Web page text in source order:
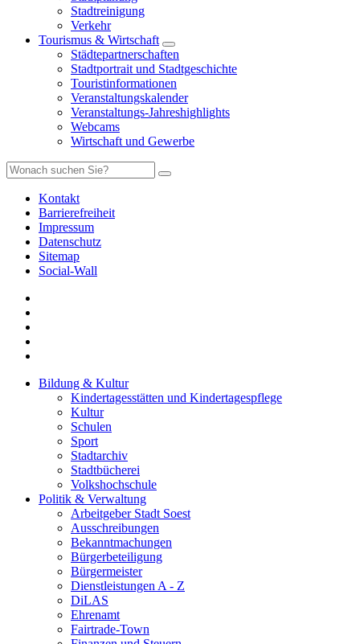
Stadtreinigung
Verkehr
Tourismus & Wirtschaft
Städtepartnerschaften
Stadtportrait und Stadtgeschichte
Touristinformationen
Veranstaltungskalender
Veranstaltungs-Jahreshighlights
Webcams
Wirtschaft und Gewerbe
Kontakt
Barrierefreiheit
Impressum
Datenschutz
Sitemap
Social-Wall
Bildung & Kultur
Kindertagesstätten und Kindertagespflege
Kultur
Schulen
Sport
Stadtarchiv
Stadtbücherei
Volkshochschule
Politik & Verwaltung
Arbeitgeber Stadt Soest
Ausschreibungen
Bekanntmachungen
Bürgerbeteiligung
Bürgermeister
Dienstleistungen A - Z
DiLAS
Ehrenamt
Fairtrade-Town